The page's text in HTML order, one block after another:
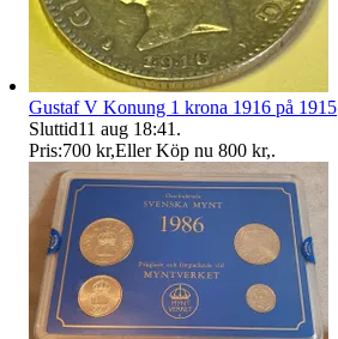
Gustaf V Konung 1 krona 1916 på 1915
Sluttid11 aug 18:41 .
Pris:700 kr,Eller Köp nu 800 kr,.